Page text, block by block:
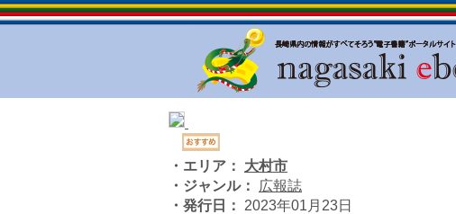
・エリア： 大村市
・ジャンル：
広報誌
・発行日：
2023年01月23日